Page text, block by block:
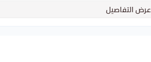
عرض التفاصيل